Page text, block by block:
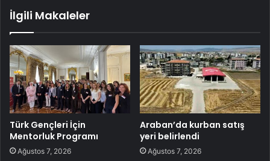
İlgili Makaleler
Türk Gençleri İçin
Mentorluk Programı
Ağustos 7, 2026
Araban’da kurban satış
yeri belirlendi
Ağustos 7, 2026